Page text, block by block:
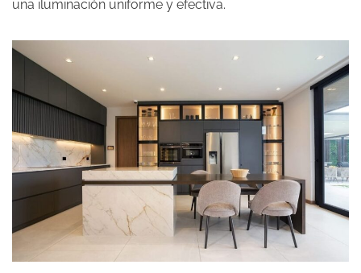
una iluminación uniforme y efectiva.